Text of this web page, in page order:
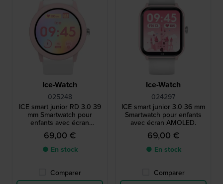
Ice-Watch
025248
ICE smart junior RD 3.0 39
mm Smartwatch pour
enfants avec écran
AMOLED.
69,00 €
● En stock
Comparer
Ice-Watch
024297
ICE smart junior 3.0 36 mm
Smartwatch pour enfants
avec écran AMOLED.
69,00 €
● En stock
Comparer